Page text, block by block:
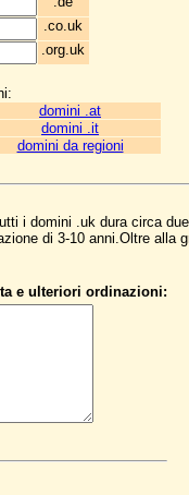
.co.uk
.org.uk
domini .at
domini .it
domini da regioni
i domini .uk dura circa
di 3-10 anni.Oltre alla
e ulteriori ordinazioni: